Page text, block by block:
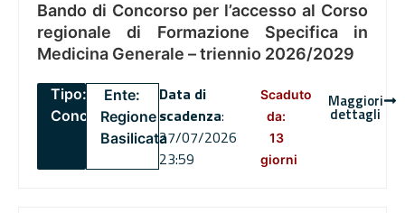
Bando di Concorso per l’accesso al Corso
regionale di Formazione Specifica in
Medicina Generale – triennio 2026/2029
Tipo:
Concorsi
Ente:
Regione
Basilicata
Data di
scadenza:
27/07/2026
23:59
Scaduto
da:
13
giorni
Maggiori
dettagli